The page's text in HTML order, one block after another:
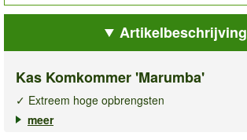
Artikelbeschrijving
Kas Komkommer 'Marumba'
✓ Extreem hoge opbrengsten
✓ Bittervrije vruchten tot 37 cm
meer